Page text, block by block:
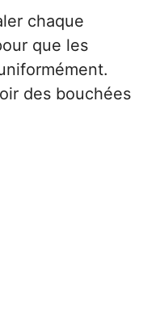
chaque
que les
des bouchées